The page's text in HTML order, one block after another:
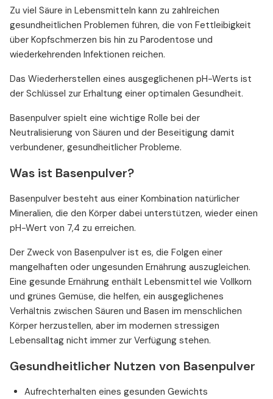
Zu viel Säure in Lebensmitteln kann zu zahlreichen
gesundheitlichen Problemen führen, die von Fettleibigkeit
über Kopfschmerzen bis hin zu Parodentose und
wiederkehrenden Infektionen reichen.
Das Wiederherstellen eines ausgeglichenen pH-Werts ist
der Schlüssel zur Erhaltung einer optimalen Gesundheit.
Basenpulver spielt eine wichtige Rolle bei der
Neutralisierung von Säuren und der Beseitigung damit
verbundener, gesundheitlicher Probleme.
Was ist Basenpulver?
Basenpulver besteht aus einer Kombination natürlicher
Mineralien, die den Körper dabei unterstützen, wieder einen
pH-Wert von 7,4 zu erreichen.
Der Zweck von Basenpulver ist es, die Folgen einer
mangelhaften oder ungesunden Ernährung auszugleichen.
Eine gesunde Ernährung enthält Lebensmittel wie Vollkorn
und grünes Gemüse, die helfen, ein ausgeglichenes
Verhältnis zwischen Säuren und Basen im menschlichen
Körper herzustellen, aber im modernen stressigen
Lebensalltag nicht immer zur Verfügung stehen.
Gesundheitlicher Nutzen von Basenpulver
Aufrechterhalten eines gesunden Gewichts